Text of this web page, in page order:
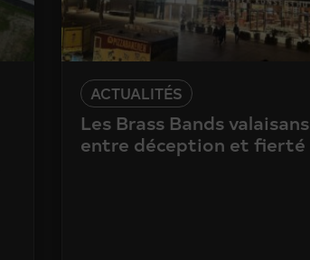
ACTUALITÉS
Les Brass Bands valaisans
entre déception et fierté